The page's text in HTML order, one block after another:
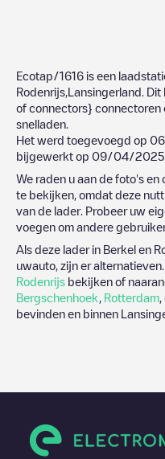
Ecotap/1616 is een
Rodenrijs Lansingerland .
of connectors} connectoren
snelladen.
Het werd toegevoegd op
bijgewerkt op 09/04/2025
We raden u aan de foto's
te bekijken, omdat deze
van de lader. Probeer uw
voegen om andere
Als deze lader in Berkel en
uwauto, zijn er
Rodenrijs bekijken of
Bergschenhoek
Rotterdam
bevinden en binnen